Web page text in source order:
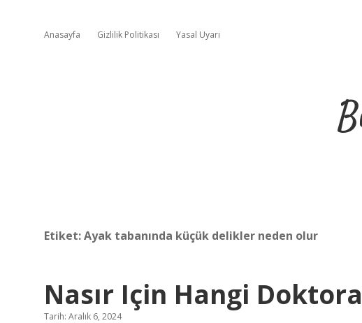
Anasayfa Gizlilik Politikası Yasal Uyarı
Etiket:Ayak tabanında küçük delikler neden olur
Nasır Için Hangi
Tarih: Aralık 6, 2024